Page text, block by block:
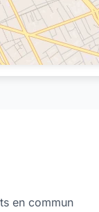
en commun